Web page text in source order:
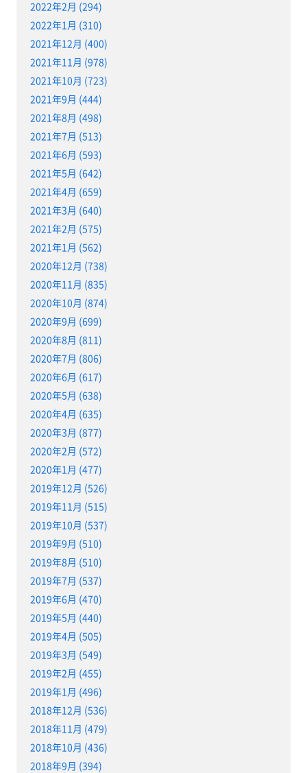
2022年2月 (294)
2022年1月 (310)
2021年12月 (400)
2021年11月 (978)
2021年10月 (723)
2021年9月 (444)
2021年8月 (498)
2021年7月 (513)
2021年6月 (593)
2021年5月 (642)
2021年4月 (659)
2021年3月 (640)
2021年2月 (575)
2021年1月 (562)
2020年12月 (738)
2020年11月 (835)
2020年10月 (874)
2020年9月 (699)
2020年8月 (811)
2020年7月 (806)
2020年6月 (617)
2020年5月 (638)
2020年4月 (635)
2020年3月 (877)
2020年2月 (572)
2020年1月 (477)
2019年12月 (526)
2019年11月 (515)
2019年10月 (537)
2019年9月 (510)
2019年8月 (510)
2019年7月 (537)
2019年6月 (470)
2019年5月 (440)
2019年4月 (505)
2019年3月 (549)
2019年2月 (455)
2019年1月 (496)
2018年12月 (536)
2018年11月 (479)
2018年10月 (436)
2018年9月 (394)